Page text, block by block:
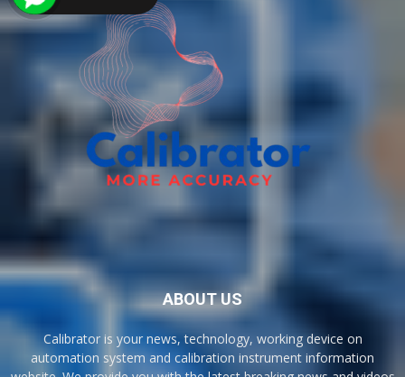
ABOUT US
Calibrator is your news, technology, working device on
automation system and calibration instrument information